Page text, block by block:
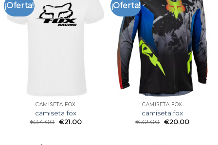
¡Oferta!
CAMISETA FOX
camiseta fox
€34.00 €21.00
¡Oferta!
CAMISETA FOX
camiseta fox
€32.00 €20.00